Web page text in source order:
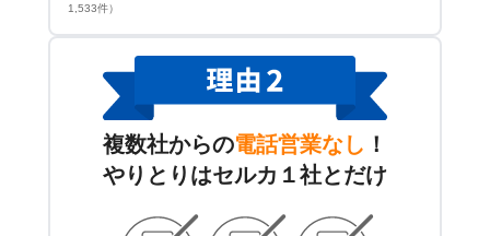
1,533件）
複数社からの電話営業なし ！
やりとりはセルカ１社とだけ